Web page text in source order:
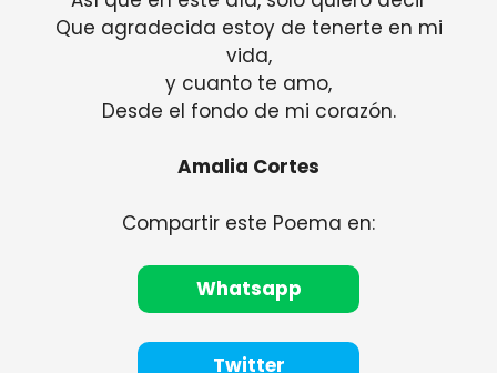
Que agradecida estoy de tenerte en mi
vida,
y cuanto te amo,
Desde el fondo de mi corazón.
Amalia Cortes
Compartir este Poema en:
Whatsapp
Twitter